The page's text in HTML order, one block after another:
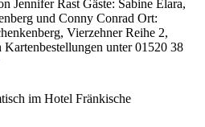
Jennifer Rast Gäste: Sabine Elara,
und Conny Conrad Ort:
Vierzehner Reihe 2,
unter 01520 38
im Hotel Fränkische